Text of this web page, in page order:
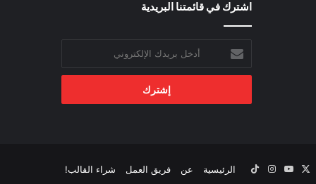
اشترك في قائمتنا البريدية
بريدك
الإلكتروني
الرئيسية عن فريق العمل شراء القالب! ‫YouTubeانستقرام‫TikTok